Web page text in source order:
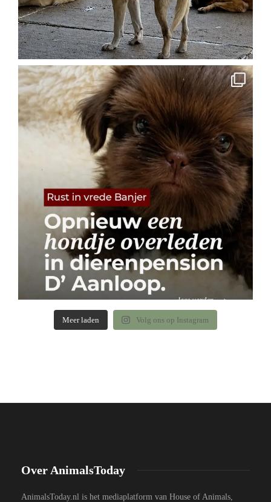
Meer laden Volg ons op Instagram
Over AnimalsToday
AnimalsToday.nl is het mediaplatform van House of Animals,